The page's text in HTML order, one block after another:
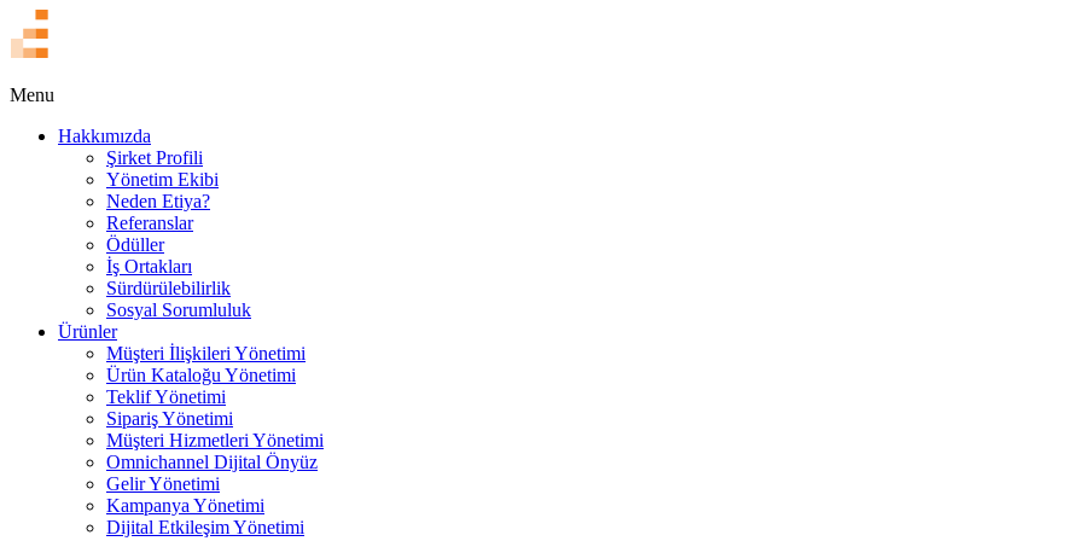
Menu
Hakkımızda
Şirket Profili
Yönetim Ekibi
Neden Etiya?
Referanslar
Ödüller
İş Ortakları
Sürdürülebilirlik
Sosyal Sorumluluk
Ürünler
Müşteri İlişkileri Yönetimi
Ürün Kataloğu Yönetimi
Teklif Yönetimi
Sipariş Yönetimi
Müşteri Hizmetleri Yönetimi
Omnichannel Dijital Önyüz
Gelir Yönetimi
Kampanya Yönetimi
Dijital Etkileşim Yönetimi